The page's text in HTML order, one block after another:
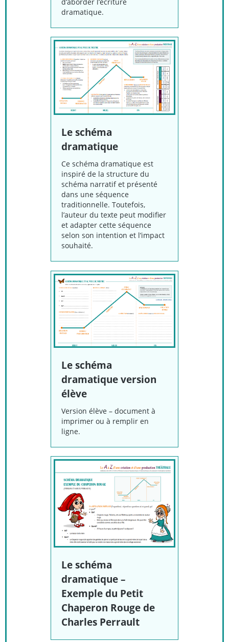
dramatique.
Le schéma
dramatique
Ce schéma dramatique est
inspiré de la structure du
schéma narratif et présenté
dans une séquence
traditionnelle. Toutefois,
l’auteur du texte peut modifier
et adapter cette séquence
selon son intention et l’impact
souhaité.
Le schéma
dramatique version
élève
Version élève – document à
imprimer ou à remplir en
ligne.
Le schéma
dramatique –
Exemple du Petit
Chaperon Rouge de
Charles Perrault